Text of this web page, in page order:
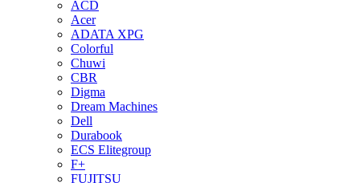
ACD
Acer
ADATA XPG
Colorful
Chuwi
CBR
Digma
Dream Machines
Dell
Durabook
ECS Elitegroup
F+
FUJITSU